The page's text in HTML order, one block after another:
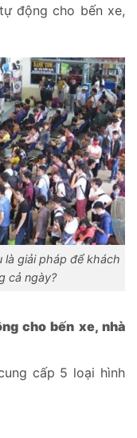
động cho bến xe,
là giải pháp để khách
cả ngày?
cho bến xe, nhà
cấp 5 loại hình